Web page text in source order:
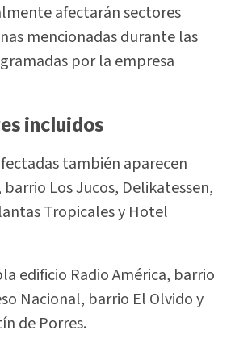
afectarán sectores
mencionadas durante las
por la empresa
incluidos
también aparecen
Los Jucos, Delikatessen,
Tropicales y Hotel
edificio Radio América, barrio
Nacional, barrio El Olvido y
de Porres.